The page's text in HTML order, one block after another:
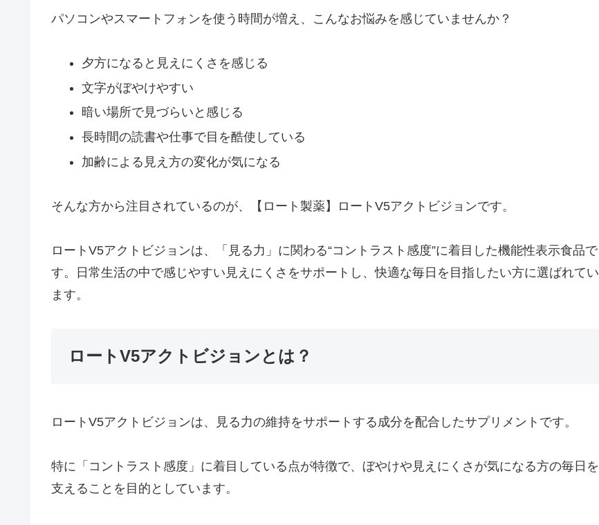
パソコンやスマートフォンを使う時間が増え、こんなお悩みを感じていませんか？
夕方になると見えにくさを感じる
文字がぼやけやすい
暗い場所で見づらいと感じる
長時間の読書や仕事で目を酷使している
加齢による見え方の変化が気になる
そんな方から注目されているのが、【ロート製薬】ロートV5アクトビジョンです。
ロートV5アクトビジョンは、「見る力」に関わる“コントラスト感度”に着目した機能性表示食品で
す。日常生活の中で感じやすい見えにくさをサポートし、快適な毎日を目指したい方に選ばれてい
ます。
ロートV5アクトビジョンとは？
ロートV5アクトビジョンは、見る力の維持をサポートする成分を配合したサプリメントです。
特に「コントラスト感度」に着目している点が特徴で、ぼやけや見えにくさが気になる方の毎日を
支えることを目的としています。